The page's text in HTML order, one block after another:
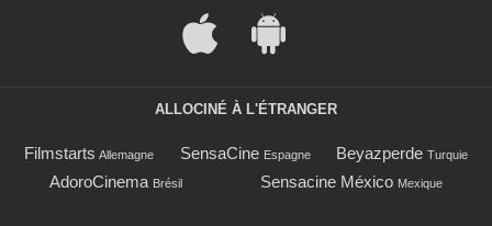
ALLOCINÉ À L'ÉTRANGER
Filmstarts Allemagne SensaCine Espagne Beyazperde Turquie
AdoroCinema Brésil Sensacine México Mexique